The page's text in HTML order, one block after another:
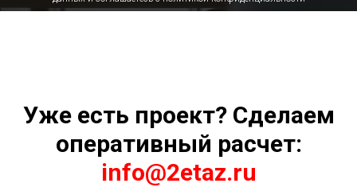
Уже есть проект? Сделаем
оперативный расчет:
info@2etaz.ru